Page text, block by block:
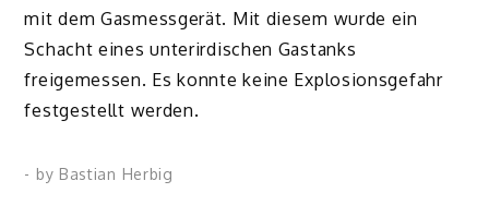
mit dem Gasmessgerät. Mit diesem wurde ein
Schacht eines unterirdischen Gastanks
freigemessen. Es konnte keine Explosionsgefahr
festgestellt werden.
- by Bastian Herbig